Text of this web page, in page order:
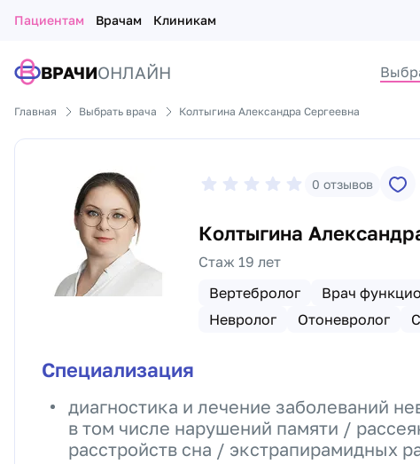
Пациентам Врачам Клиникам
ВРАЧИОНЛАЙН
Главная Выбрать врача Колтыгина Александра Сергеевна
0 отзывов
Колтыгина
Стаж 19 лет
Вертебролог
Врач
Невролог
Отоневролог
Специализация
диагностика и лечение заболеваний
в том числе нарушений памяти /
расстройств сна / экстрапирамидных